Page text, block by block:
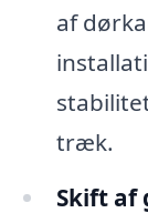
af
træk.
Skift af